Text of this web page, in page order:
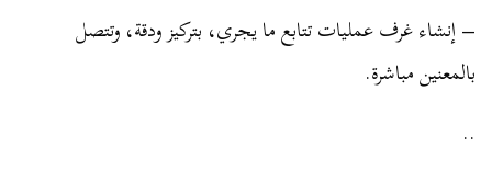
– إنشاء غرف عمليات تتابع ما يجري، بتركيز ودقة، وتتصل
بالمعنين مباشرة.
..